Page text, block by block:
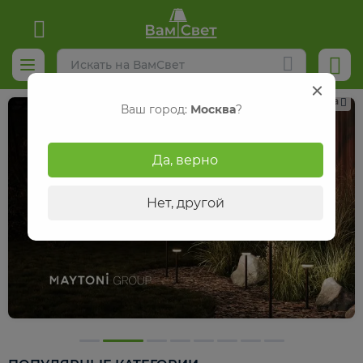
Реклама
Ваш город: Москва?
Да, верно
Нет, другой